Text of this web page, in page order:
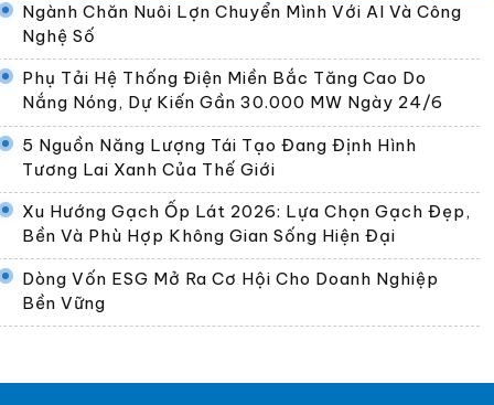
Ngành Chăn Nuôi Lợn Chuyển Mình Với AI Và Công
Nghệ Số
Phụ Tải Hệ Thống Điện Miền Bắc Tăng Cao Do
Nắng Nóng, Dự Kiến Gần 30.000 MW Ngày 24/6
5 Nguồn Năng Lượng Tái Tạo Đang Định Hình
Tương Lai Xanh Của Thế Giới
Xu Hướng Gạch Ốp Lát 2026: Lựa Chọn Gạch Đẹp,
Bền Và Phù Hợp Không Gian Sống Hiện Đại
Dòng Vốn ESG Mở Ra Cơ Hội Cho Doanh Nghiệp
Bền Vững